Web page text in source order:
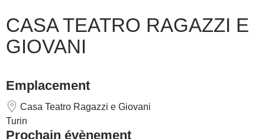
CASA TEATRO RAGAZZI E
GIOVANI
Emplacement
Casa Teatro Ragazzi e Giovani
Turin
Prochain évènement